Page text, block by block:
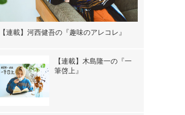
【連載】河西健吾の『趣味のアレコレ』
【連載】木島隆一の『一
筆啓上』